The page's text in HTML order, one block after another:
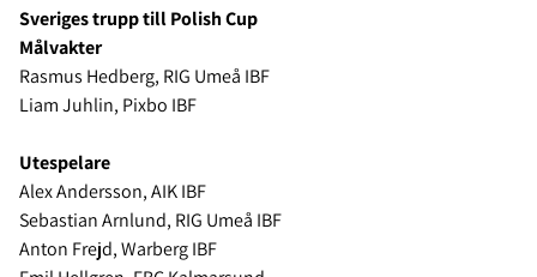
Sveriges trupp till Polish Cup
Målvakter
Rasmus Hedberg, RIG Umeå IBF
Liam Juhlin, Pixbo IBF
Utespelare
Alex Andersson, AIK IBF
Sebastian Arnlund, RIG Umeå IBF
Anton Frejd, Warberg IBF